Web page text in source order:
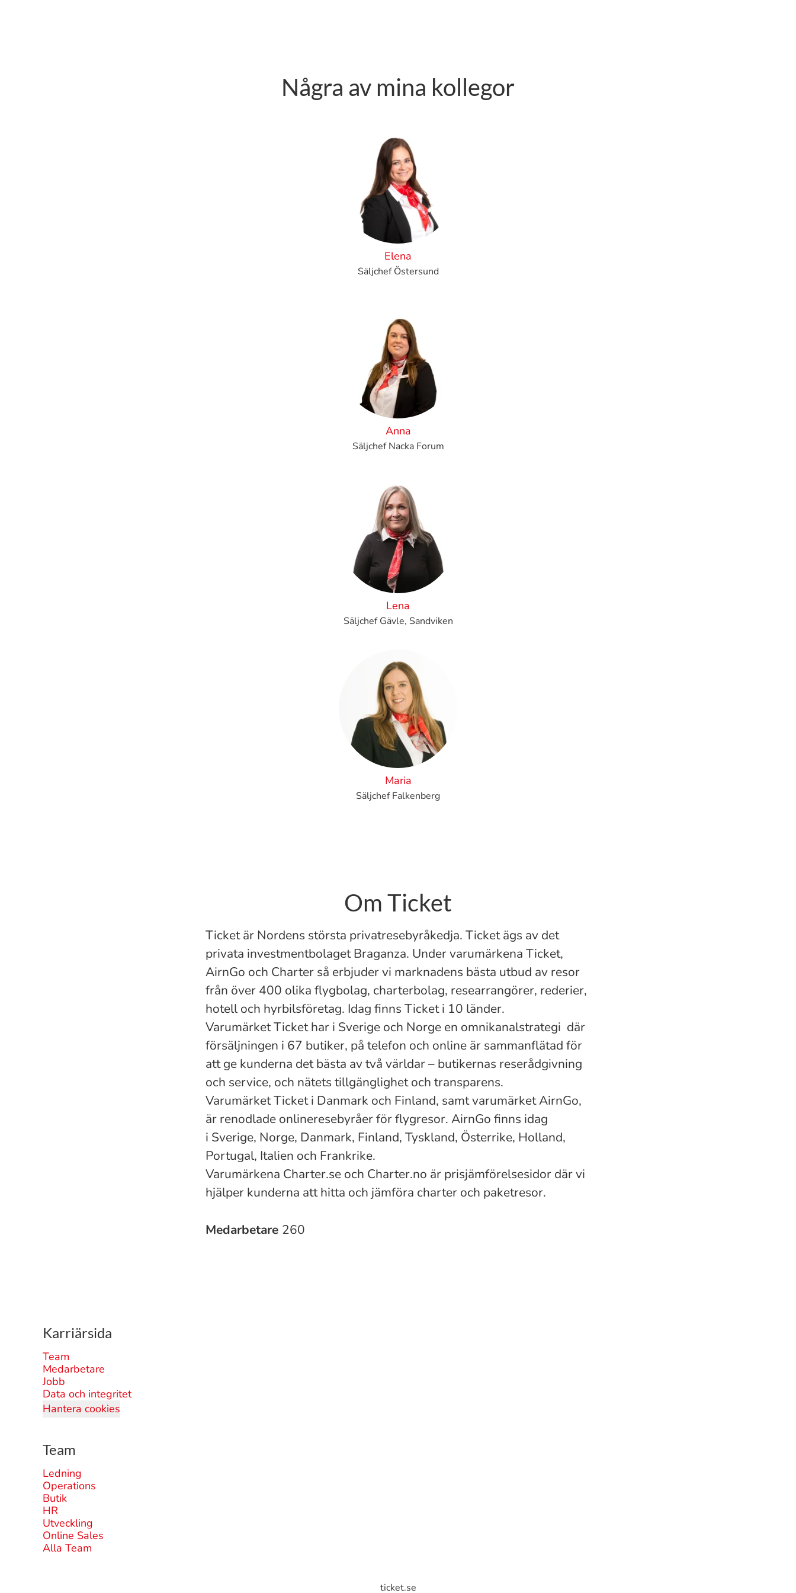
Några av mina kollegor
Elena
Säljchef Östersund
Anna
Säljchef Nacka Forum
Lena
Säljchef Gävle, Sandviken
Maria
Säljchef Falkenberg
Om Ticket
Ticket är Nordens största privatresebyråkedja. Ticket ägs av det
privata investmentbolaget Braganza. Under varumärkena Ticket,
AirnGo och Charter så erbjuder vi marknadens bästa utbud av resor
från över 400 olika flygbolag, charterbolag, researrangörer, rederier,
hotell och hyrbilsföretag. Idag finns Ticket i 10 länder.
Varumärket Ticket har i Sverige och Norge en omnikanalstrategi där
försäljningen i 67 butiker, på telefon och online är sammanflätad för
att ge kunderna det bästa av två världar – butikernas reserådgivning
och service, och nätets tillgänglighet och transparens.
Varumärket Ticket i Danmark och Finland, samt varumärket AirnGo,
är renodlade onlineresebyråer för flygresor. AirnGo finns idag
i Sverige, Norge, Danmark, Finland, Tyskland, Österrike, Holland,
Portugal, Italien och Frankrike.
Varumärkena Charter.se och Charter.no är prisjämförelsesidor där vi
hjälper kunderna att hitta och jämföra charter och paketresor.
Medarbetare 260
Karriärsida
Team
Medarbetare
Jobb
Data och integritet
Hantera cookies
Team
Ledning
Operations
Butik
HR
Utveckling
Online Sales
Alla Team
ticket.se